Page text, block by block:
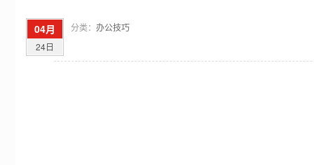
04月
24日
分类： 办公技巧